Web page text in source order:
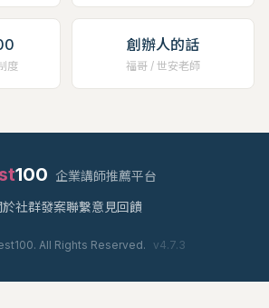
度
創辦人的話
福哥 / 世安老師
100 企業講師推薦平台
於社群發案聯繫意見回饋
All Rights Reserved. v4.7.3